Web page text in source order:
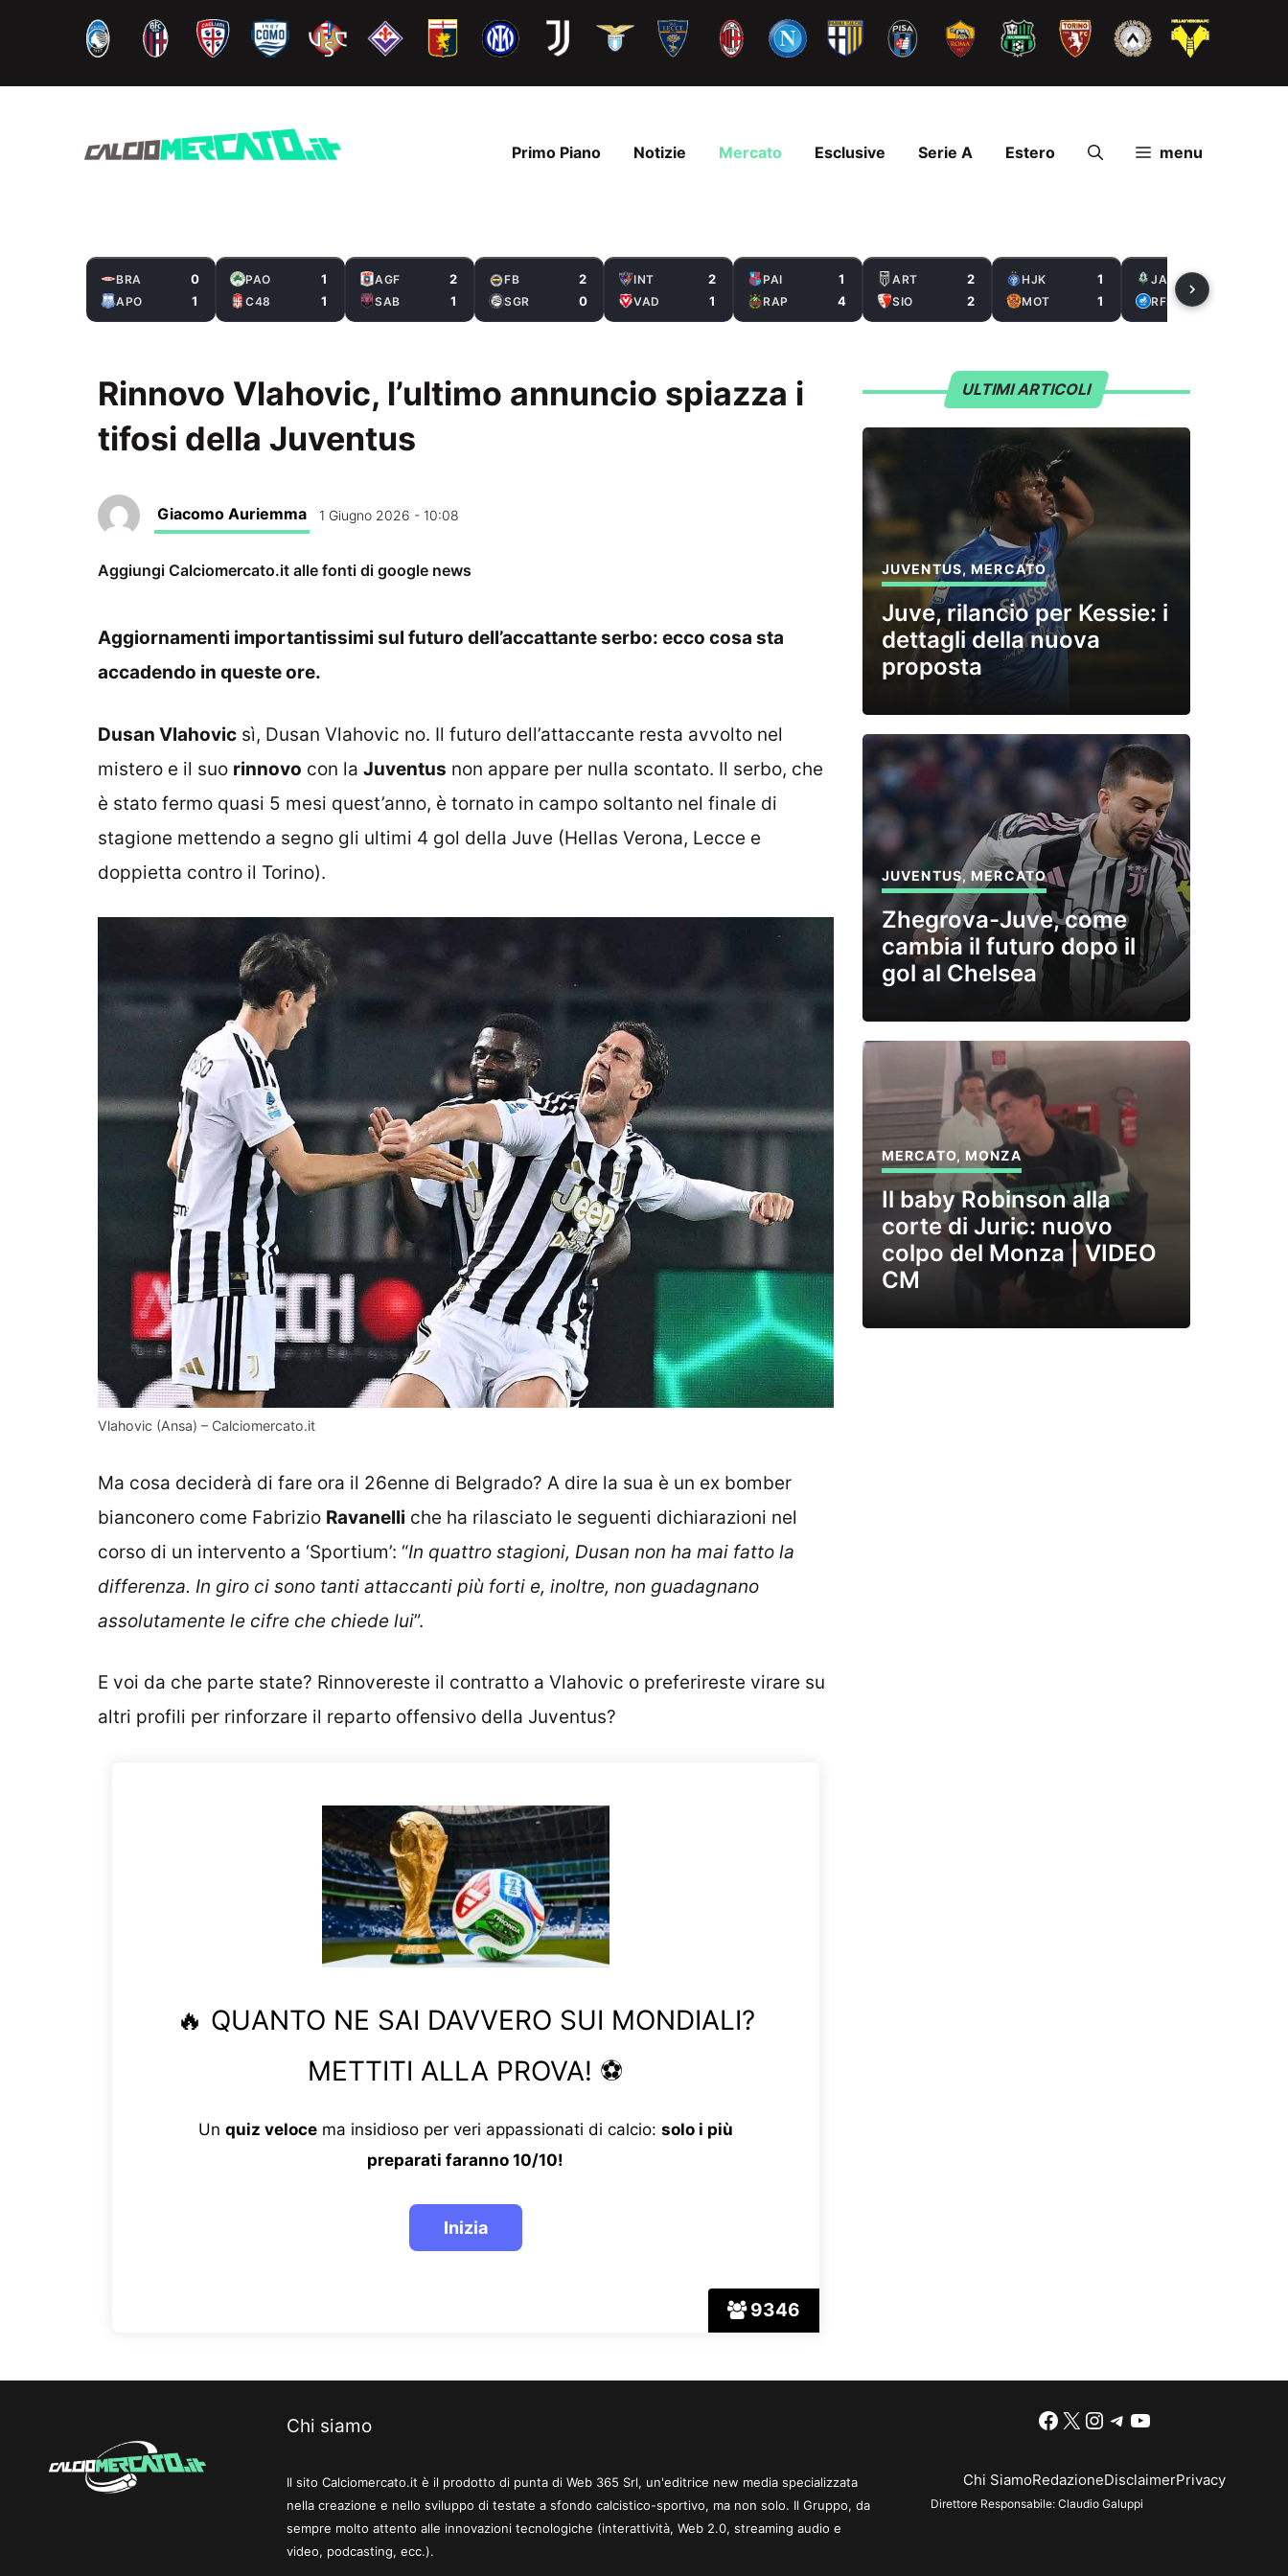
contenuto
Primo Piano Notizie Mercato Esclusive Serie A Estero menu
BRA 0
APO 1
PAO 1
C48 1
AGF 2
SAB 1
FB 2
SGR 0
INT 2
VAD 1
PAI 1
RAP 4
ART 2
SIO 2
HJK 1
MOT 1
JAB
RFS
Rinnovo Vlahovic, l’ultimo annuncio spiazza i
tifosi della Juventus
Giacomo Auriemma 1 Giugno 2026 - 10:08
Aggiungi Calciomercato.it alle fonti di google news
Aggiornamenti importantissimi sul futuro dell’accattante serbo: ecco cosa sta
accadendo in queste ore.
Dusan Vlahovic sì, Dusan Vlahovic no. Il futuro dell’attaccante resta avvolto nel
mistero e il suo rinnovo con la Juventus non appare per nulla scontato. Il serbo, che
è stato fermo quasi 5 mesi quest’anno, è tornato in campo soltanto nel finale di
stagione mettendo a segno gli ultimi 4 gol della Juve (Hellas Verona, Lecce e
doppietta contro il Torino).
Vlahovic (Ansa) – Calciomercato.it
Ma cosa deciderà di fare ora il 26enne di Belgrado? A dire la sua è un ex bomber
bianconero come Fabrizio Ravanelli che ha rilasciato le seguenti dichiarazioni nel
corso di un intervento a ‘Sportium’: “In quattro stagioni, Dusan non ha mai fatto la
differenza. In giro ci sono tanti attaccanti più forti e, inoltre, non guadagnano
assolutamente le cifre che chiede lui”.
E voi da che parte state? Rinnovereste il contratto a Vlahovic o preferireste virare su
altri profili per rinforzare il reparto offensivo della Juventus?
9346
🔥 QUANTO NE SAI DAVVERO SUI MONDIALI?
METTITI ALLA PROVA! ⚽
Un quiz velocema insidioso per veri appassionati di calcio: solo i più
preparati faranno 10/10!
ULTIMI ARTICOLI
JUVENTUS,MERCATO
Juve, rilancio per Kessie: i
dettagli della nuova
proposta
JUVENTUS,MERCATO
Zhegrova-Juve, come
cambia il futuro dopo il
gol al Chelsea
MERCATO, MONZA
Il baby Robinson alla
corte di Juric: nuovo
colpo del Monza | VIDEO
CM
Chi siamo
Il sito Calciomercato.it è il prodotto di punta di Web 365 Srl, un'editrice new media specializzata
nella creazione e nello sviluppo di testate a sfondo calcistico-sportivo, ma non solo. Il Gruppo, da
sempre molto attento alle innovazioni tecnologiche (interattività, Web 2.0, streaming audio e
video, podcasting, ecc.).
Facebook
X Instagram
Telegram
YouTube
Chi SiamoRedazioneDisclaimerPrivacy
Direttore Responsabile: Claudio Galuppi